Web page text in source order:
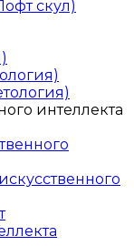
скул)
интеллекта